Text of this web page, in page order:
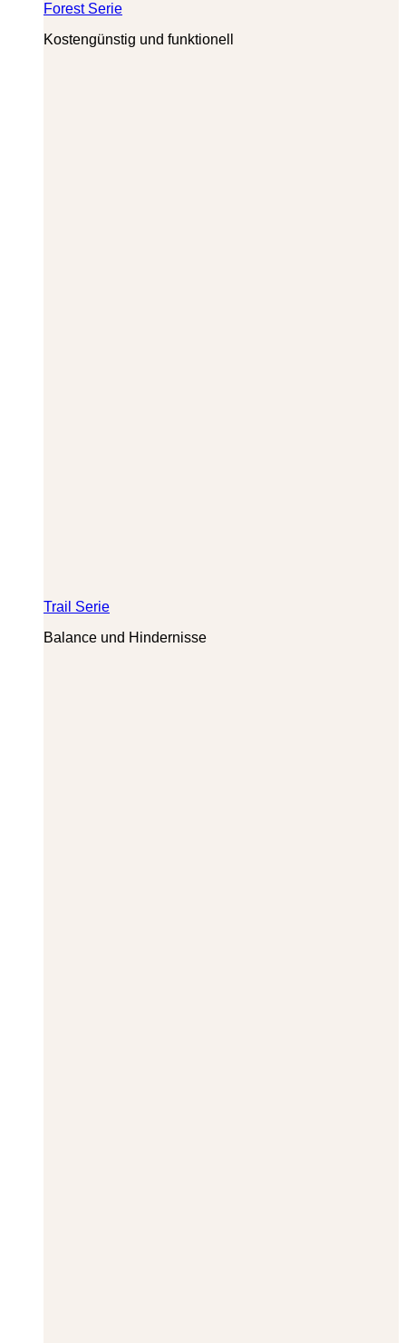
Forest Serie
Kostengünstig und funktionell
Trail Serie
Balance und Hindernisse